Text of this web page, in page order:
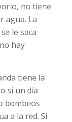
no tiene
agua. La
le saca
hay
tiene la
si un día
bombeos
a la red. Si